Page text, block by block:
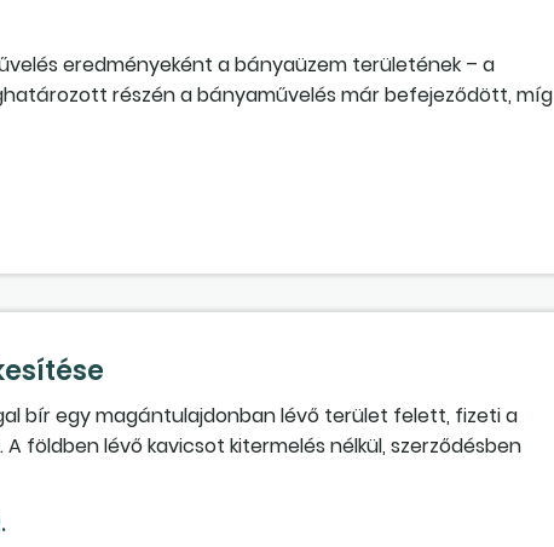
eredményeként a bányaüzem területének – a
részén a bányaművelés már befejeződött, míg
megerősítését kérjük, hogy a bányaüzem azon területe,
hatálya alá.
bír egy magántulajdonban lévő terület felett, fizeti a
földben lévő kavicsot kitermelés nélkül, szerződésben
alapján számlázza a kft. a kitermelést végző felé
a kft.-nél jelennek meg. A szóban forgó esetben
vagy a bányászati jog értékesítése